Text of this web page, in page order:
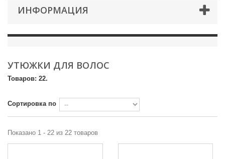
ИНФОРМАЦИЯ
УТЮЖКИ ДЛЯ ВОЛОС
Товаров: 22.
Сортировка по
Показано 1 - 22 из 22 товаров